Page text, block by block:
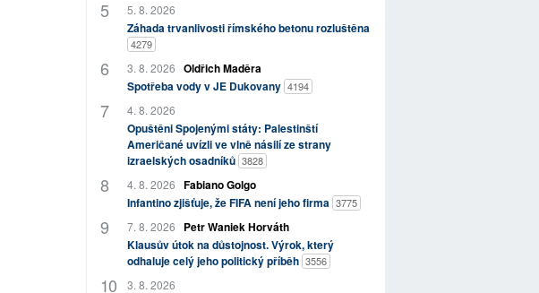
5. 8. 2026
Záhada trvanlivosti římského betonu rozluštěna
4279
3. 8. 2026 Oldřich Maděra
Spotřeba vody v JE Dukovany 4194
4. 8. 2026
Opuštěni Spojenými státy: Palestinští
Američané uvízli ve vlně násilí ze strany
izraelských osadníků 3828
4. 8. 2026 Fabiano Golgo
Infantino zjišťuje, že FIFA není jeho firma 3775
7. 8. 2026
Petr Waniek Horváth
Klausův útok na důstojnost. Výrok, který
odhaluje celý jeho politický příběh 3556
3. 8. 2026